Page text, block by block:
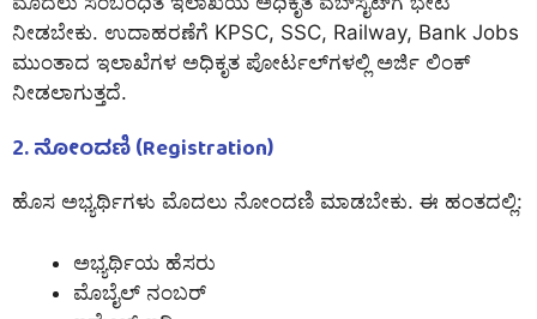
ನೀಡಬೇಕು. ಉದಾಹರಣೆಗೆ KPSC, SSC, Railway, Bank Jobs
ಮುಂತಾದ ಇಲಾಖೆಗಳ ಅಧಿಕೃತ ಪೋರ್ಟಲ್‌ಗಳಲ್ಲಿ ಅರ್ಜಿ ಲಿಂಕ್
ನೀಡಲಾಗುತ್ತದೆ.
2. ನೋಂದಣಿ (Registration)
ಹೊಸ ಅಭ್ಯರ್ಥಿಗಳು ಮೊದಲು ನೋಂದಣಿ ಮಾಡಬೇಕು. ಈ ಹಂತದಲ್ಲಿ:
ಅಭ್ಯರ್ಥಿಯ ಹೆಸರು
ಮೊಬೈಲ್ ನಂಬರ್